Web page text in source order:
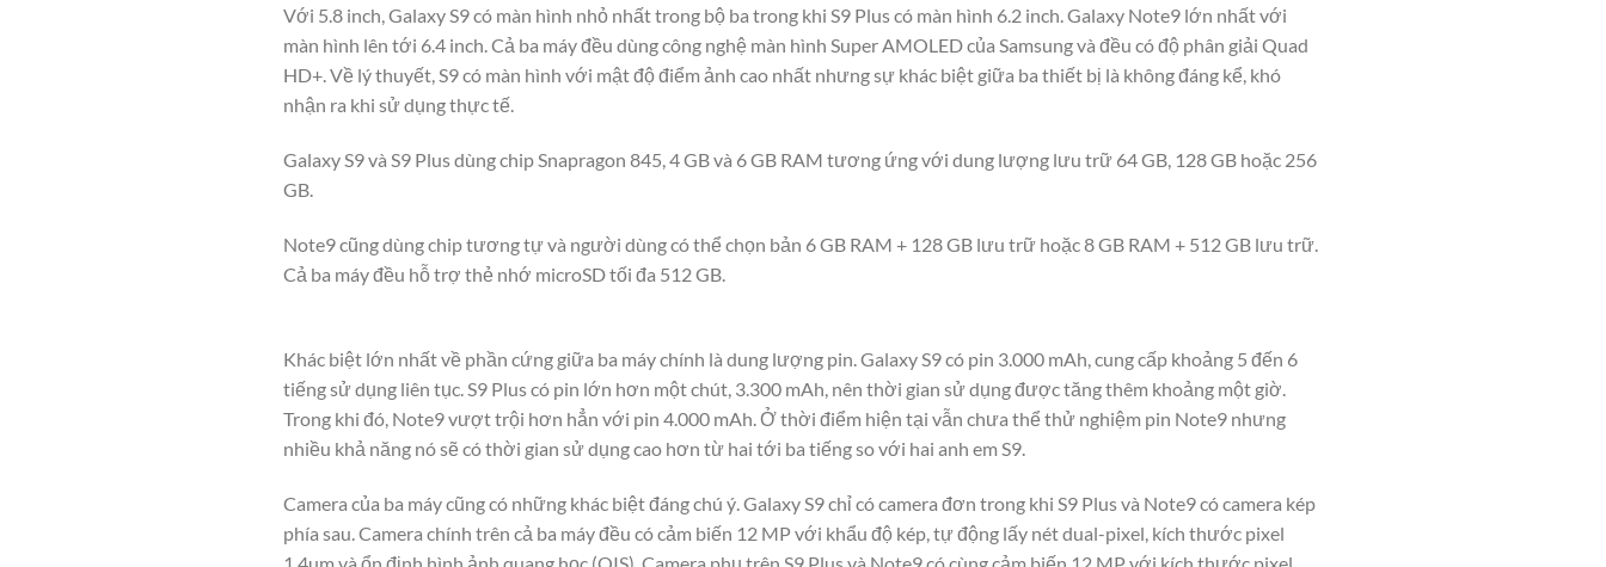
Với 5.8 inch, Galaxy S9 có màn hình nhỏ nhất trong bộ ba trong khi S9 Plus có màn hình 6.2 inch. Galaxy Note9 lớn nhất với
màn hình lên tới 6.4 inch. Cả ba máy đều dùng công nghệ màn hình Super AMOLED của Samsung và đều có độ phân giải Quad
HD+. Về lý thuyết, S9 có màn hình với mật độ điểm ảnh cao nhất nhưng sự khác biệt giữa ba thiết bị là không đáng kể, khó
nhận ra khi sử dụng thực tế.
Galaxy S9 và S9 Plus dùng chip Snapragon 845, 4 GB và 6 GB RAM tương ứng với dung lượng lưu trữ 64 GB, 128 GB hoặc 256
GB.
Note9 cũng dùng chip tương tự và người dùng có thể chọn bản 6 GB RAM + 128 GB lưu trữ hoặc 8 GB RAM + 512 GB lưu trữ.
Cả ba máy đều hỗ trợ thẻ nhớ microSD tối đa 512 GB.
Khác biệt lớn nhất về phần cứng giữa ba máy chính là dung lượng pin. Galaxy S9 có pin 3.000 mAh, cung cấp khoảng 5 đến 6
tiếng sử dụng liên tục. S9 Plus có pin lớn hơn một chút, 3.300 mAh, nên thời gian sử dụng được tăng thêm khoảng một giờ.
Trong khi đó, Note9 vượt trội hơn hẳn với pin 4.000 mAh. Ở thời điểm hiện tại vẫn chưa thể thử nghiệm pin Note9 nhưng
nhiều khả năng nó sẽ có thời gian sử dụng cao hơn từ hai tới ba tiếng so với hai anh em S9.
Camera của ba máy cũng có những khác biệt đáng chú ý. Galaxy S9 chỉ có camera đơn trong khi S9 Plus và Note9 có camera kép
phía sau. Camera chính trên cả ba máy đều có cảm biến 12 MP với khẩu độ kép, tự động lấy nét dual-pixel, kích thước pixel
1.4µm và ổn định hình ảnh quang học (OIS). Camera phụ trên S9 Plus và Note9 có cùng cảm biến 12 MP với kích thước pixel